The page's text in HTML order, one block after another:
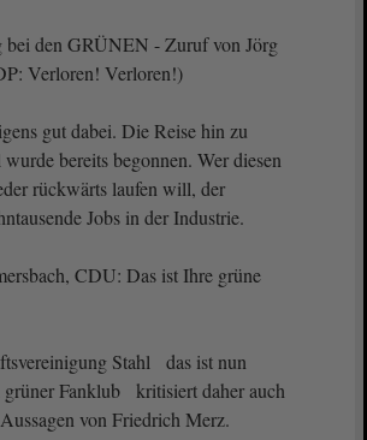
bei den GRÜNEN - Zuruf von Jörg
Verloren! Verloren!)
gut dabei. Die Reise hin zu
bereits begonnen. Wer diesen
rückwärts laufen will, der
Jobs in der Industrie.
CDU: Das ist Ihre grüne
Stahl das ist nun
Fanklub kritisiert daher auch
von Friedrich Merz.